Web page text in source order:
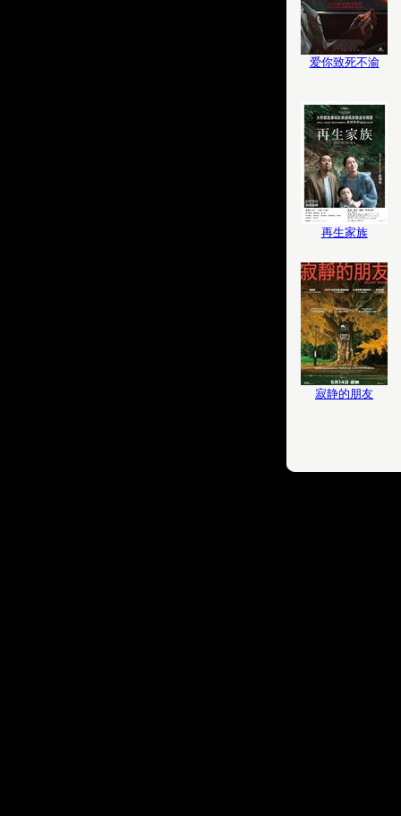
爱你致死不渝
再生家族
寂静的朋友